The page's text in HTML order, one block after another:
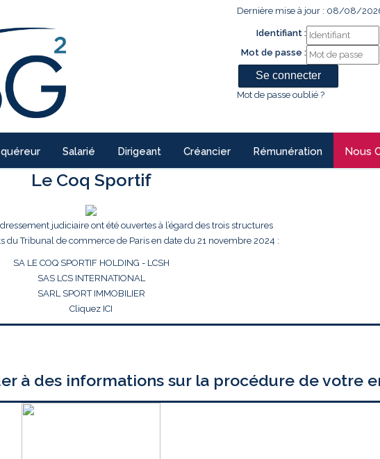
Dernière mise à jour : 08/08/
Identifiant :
Mot de passe :
Mot de passe oublié ?
Salarié Dirigeant Créancier Rémunération Nous
Le Coq Sportif
judiciaire ont été ouvertes à l’égard des trois structures
du Tribunal de commerce de Paris en date du 21 novembre 2024 :
SA LE COQ SPORTIF HOLDING - LCSH
SAS LCS INTERNATIONAL
SARL SPORT IMMOBILIER
Cliquez ICI
à des informations sur la procédure de votre